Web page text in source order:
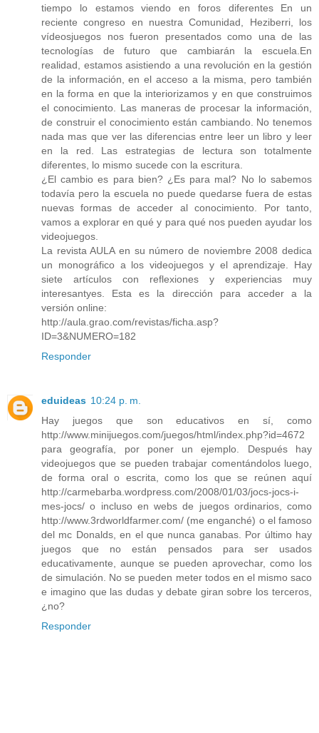
tiempo lo estamos viendo en foros diferentes En un
reciente congreso en nuestra Comunidad, Heziberri, los
vídeosjuegos nos fueron presentados como una de las
tecnologías de futuro que cambiarán la escuela.En
realidad, estamos asistiendo a una revolución en la gestión
de la información, en el acceso a la misma, pero también
en la forma en que la interiorizamos y en que construimos
el conocimiento. Las maneras de procesar la información,
de construir el conocimiento están cambiando. No tenemos
nada mas que ver las diferencias entre leer un libro y leer
en la red. Las estrategias de lectura son totalmente
diferentes, lo mismo sucede con la escritura.
¿El cambio es para bien? ¿Es para mal? No lo sabemos
todavía pero la escuela no puede quedarse fuera de estas
nuevas formas de acceder al conocimiento. Por tanto,
vamos a explorar en qué y para qué nos pueden ayudar los
videojuegos.
La revista AULA en su número de noviembre 2008 dedica
un monográfico a los videojuegos y el aprendizaje. Hay
siete artículos con reflexiones y experiencias muy
interesantyes. Esta es la dirección para acceder a la
versión online:
http://aula.grao.com/revistas/ficha.asp?
ID=3&NUMERO=182
Responder
eduideas 10:24 p. m.
Hay juegos que son educativos en sí, como
http://www.minijuegos.com/juegos/html/index.php?id=4672
para geografía, por poner un ejemplo. Después hay
videojuegos que se pueden trabajar comentándolos luego,
de forma oral o escrita, como los que se reúnen aquí
http://carmebarba.wordpress.com/2008/01/03/jocs-jocs-i-
mes-jocs/ o incluso en webs de juegos ordinarios, como
http://www.3rdworldfarmer.com/ (me enganché) o el famoso
del mc Donalds, en el que nunca ganabas. Por último hay
juegos que no están pensados para ser usados
educativamente, aunque se pueden aprovechar, como los
de simulación. No se pueden meter todos en el mismo saco
e imagino que las dudas y debate giran sobre los terceros,
¿no?
Responder